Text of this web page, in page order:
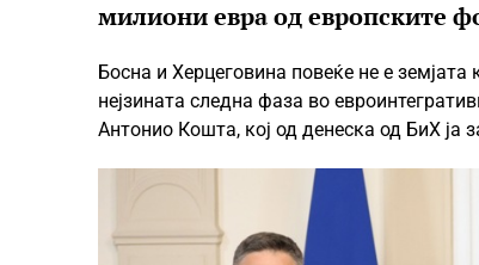
милиони евра од европските
Босна и Херцеговина повеќе не е
нејзината следна фаза во
Антонио Кошта, кој од денеска од БиХ ја